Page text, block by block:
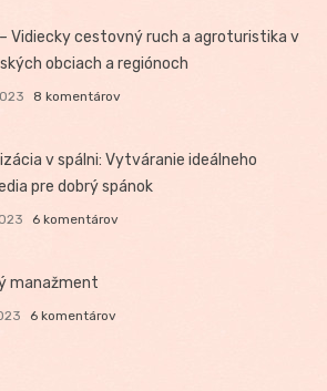
– Vidiecky cestovný ruch a agroturistika v
obciach a regiónoch
8 komentárov
v spálni: Vytváranie ideálneho
pre dobrý spánok
6 komentárov
manažment
6 komentárov